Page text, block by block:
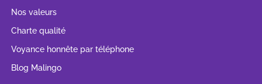
Nos valeurs
Charte qualité
Voyance honnête par téléphone
Blog Malingo